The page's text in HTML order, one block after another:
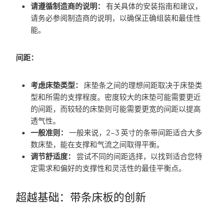
请遵循制造商的说明：
有关具体的安装指南和建议，
请务必参阅制造商的说明，以确保正确组装和最佳性
能。
间距：
考虑床垫类型：
床垫条之间的理想间距取决于床垫类
型和所需的支撑程度。密度较大的床垫可能需要更近
的间距，而较轻的床垫则可能需要更宽的间距以提高
透气性。
一般准则：
一般来说，2-3 英寸的条带间距适合大多
数床垫，能在支撑和气流之间取得平衡。
调节舒适度：
尝试不同的间距选择，以找到适合您特
定需求和偏好的支撑性和灵活性的最佳平衡点。
超越基础：带条床板的创新